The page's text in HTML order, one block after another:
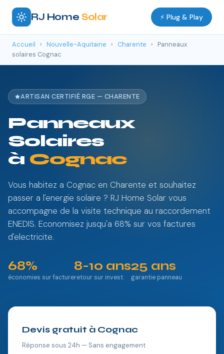
RJ Home Solar ⚡ Plug & Play
Accueil › Nouvelle-Aquitaine › Charente ›
Panneaux
solaires Cognac
ARTISAN CERTIFIÉ RGE — CHARENTE
Panneaux
Solaires
à Cognac
Vous habitez a Cognac en Charente et souhaitez
passer a l'energie solaire ? RJ Home Solar vous
accompagne de la visite technique au raccordement
ENEDIS. Economisez jusqu'a 68% sur vos factures
d'electricite.
68%
économies sur facture
8-10 ans
retour sur invest.
25 ans
garantie panneau
Devis gratuit à Cognac
Réponse sous 24h — Sans engagement